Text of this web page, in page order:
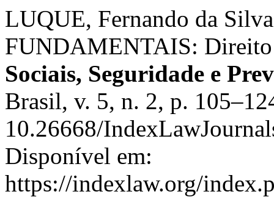
LUQUE, Fernando da
FUNDAMENTAIS: Direito
Sociais, Seguridade e
Brasil, v. 5, n. 2, p.
10.26668/
Disponível em:
https://indexlaw.org/